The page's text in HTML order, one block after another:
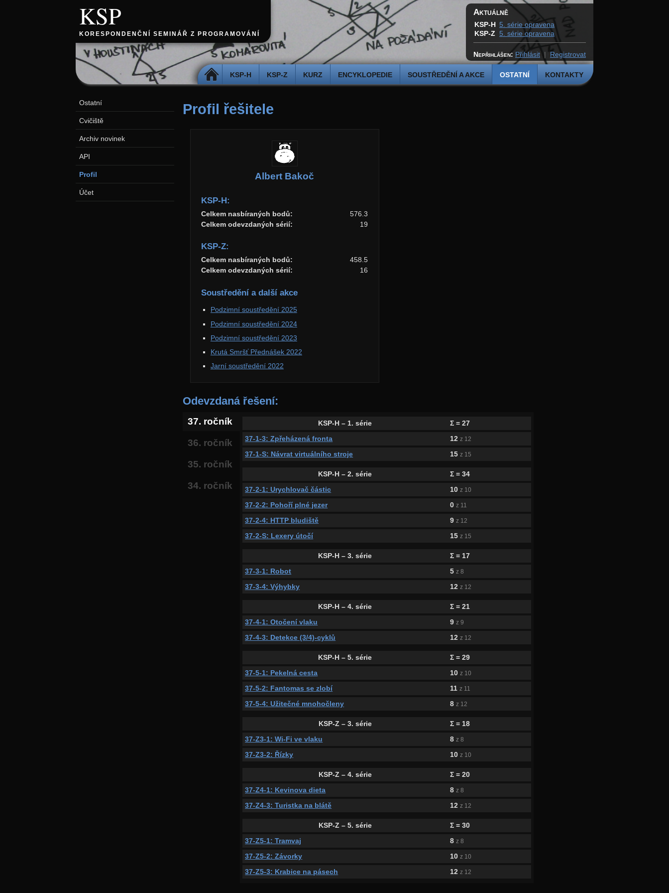
KSP
KORESPONDENČNÍ SEMINÁŘ Z PROGRAMOVÁNÍ
DOMŮ KSP-H KSP-Z KURZ ENCYKLOPEDIE SOUSTŘEDĚNÍ A AKCE OSTATNÍ KONTAKTY
Aktuálně
KSP-H 5. série opravena
KSP-Z 5. série opravena
Nepřihlášen: Přihlásit | Registrovat
Profil řešitele
Albert Bakoč
KSP-H:
Celkem nasbíraných bodů:
576.3
Celkem odevzdaných sérií:
19
KSP-Z:
Celkem nasbíraných bodů:
458.5
Celkem odevzdaných sérií:
16
Soustředění a další akce
Podzimní soustředění 2025
Podzimní soustředění 2024
Podzimní soustředění 2023
Krutá Smršť Přednášek 2022
Jarní soustředění 2022
Odevzdaná řešení:
37. ročník
36. ročník
35. ročník
34. ročník
KSP-H – 1. série
Σ = 27
37-1-3: Zpřeházená fronta
12 z 12
37-1-S: Návrat virtuálního stroje 15 z 15
KSP-H – 2. série
Σ = 34
37-2-1: Urychlovač částic
10 z 10
37-2-2: Pohoří plné jezer 0 z 11
37-2-4: HTTP bludiště 9 z 12
37-2-S: Lexery útočí 15 z 15
KSP-H – 3. série
Σ = 17
37-3-1: Robot
5 z 8
37-3-4: Výhybky 12 z 12
KSP-H – 4. série
Σ = 21
37-4-1: Otočení vlaku
9 z 9
37-4-3: Detekce (3/4)-cyklů 12 z 12
KSP-H – 5. série
Σ = 29
37-5-1: Pekelná cesta
10 z 10
37-5-2: Fantomas se zlobí 11 z 11
37-5-4: Užitečné mnohočleny 8 z 12
KSP-Z – 3. série
Σ = 18
37-Z3-1: Wi-Fi ve vlaku
8 z 8
37-Z3-2: Řízky 10 z 10
KSP-Z – 4. série
Σ = 20
37-Z4-1: Kevinova dieta
8 z 8
37-Z4-3: Turistka na blátě 12 z 12
KSP-Z – 5. série
Σ = 30
37-Z5-1: Tramvaj
8 z 8
37-Z5-2: Závorky 10 z 10
37-Z5-3: Krabice na pásech 12 z 12
Ostatní
Cvičiště
Archiv novinek
API
Profil
Účet